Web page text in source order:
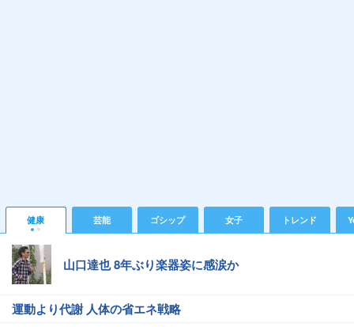
健康 芸能 ゴシップ 女子 トレンド
山口達也 8年ぶり楽器姿に感涙か
運動より代謝 人体の省エネ戦略